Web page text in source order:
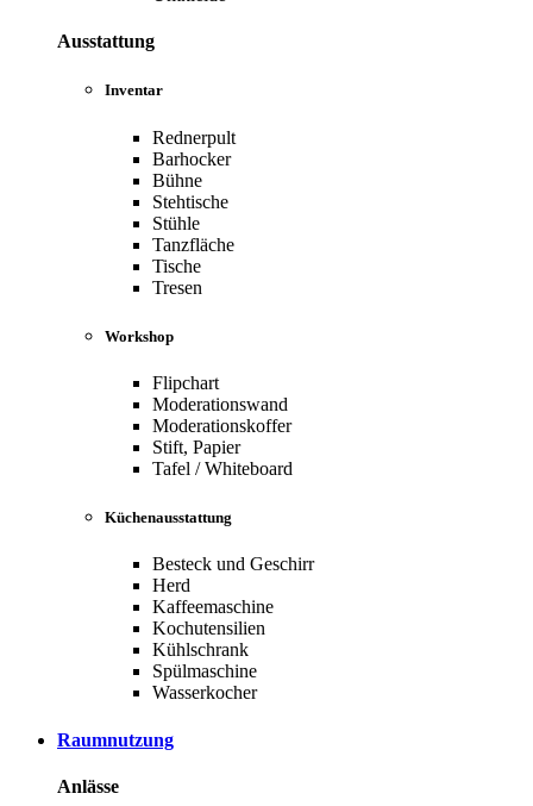
Ausstattung
Inventar
Rednerpult
Barhocker
Bühne
Stehtische
Stühle
Tanzfläche
Tische
Tresen
Workshop
Flipchart
Moderationswand
Moderationskoffer
Stift, Papier
Tafel / Whiteboard
Küchenausstattung
Besteck und Geschirr
Herd
Kaffeemaschine
Kochutensilien
Kühlschrank
Spülmaschine
Wasserkocher
Raumnutzung
Anlässe